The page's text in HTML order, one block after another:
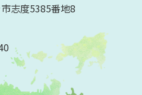
志度5385番地8